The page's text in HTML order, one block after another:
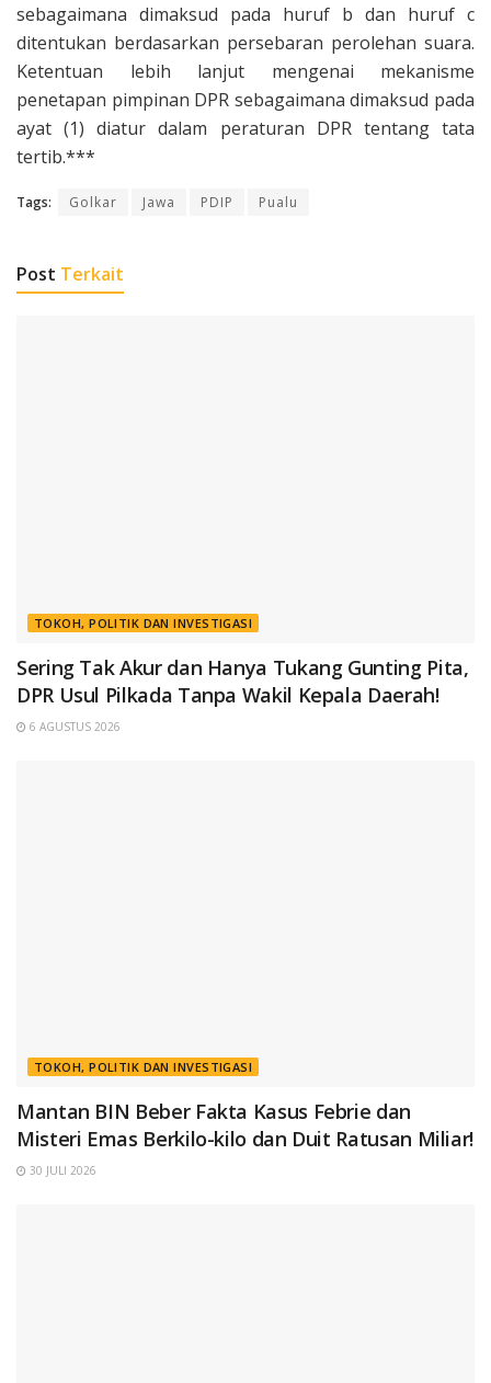
sebagaimana dimaksud pada huruf b dan huruf c
ditentukan berdasarkan persebaran perolehan suara.
Ketentuan lebih lanjut mengenai mekanisme
penetapan pimpinan DPR sebagaimana dimaksud pada
ayat (1) diatur dalam peraturan DPR tentang tata
tertib.***
Tags: Golkar Jawa PDIP Pualu
Post Terkait
TOKOH, POLITIK DAN INVESTIGASI
Sering Tak Akur dan Hanya Tukang Gunting Pita,
DPR Usul Pilkada Tanpa Wakil Kepala Daerah!
6 AGUSTUS 2026
TOKOH, POLITIK DAN INVESTIGASI
Mantan BIN Beber Fakta Kasus Febrie dan
Misteri Emas Berkilo-kilo dan Duit Ratusan Miliar!
30 JULI 2026